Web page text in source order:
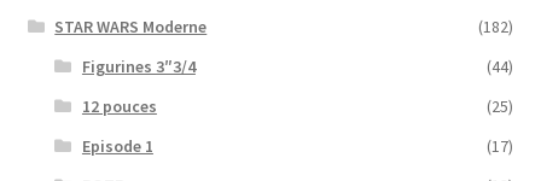
STAR WARS Moderne
(182)
Figurines 3″3/4
(44)
12 pouces
(25)
Episode 1
(17)